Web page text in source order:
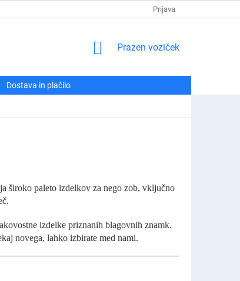
REKLAMACIJE IN VRAČILA
Prijava
NAKUPOVALNI
Prazen voziček
Dostava in plačilo
široko paleto izdelkov za nego zob, vključno
izdelke priznanih blagovnih znamk.
novega, lahko izbirate med nami.